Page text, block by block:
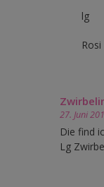
lg
Rosi
27. Juni
Die find
Lg